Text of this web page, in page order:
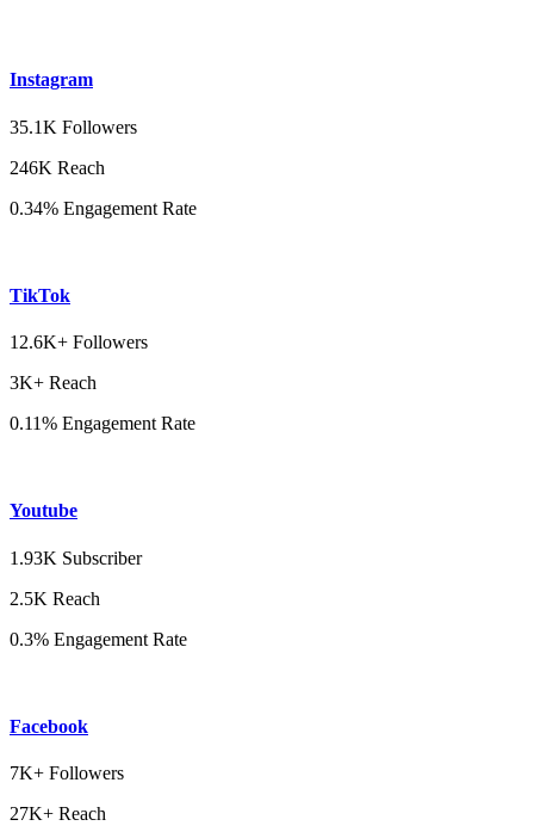
Instagram
35.1K Followers
246K Reach
0.34% Engagement Rate
TikTok
12.6K+ Followers
3K+ Reach
0.11% Engagement Rate
Youtube
1.93K Subscriber
2.5K Reach
0.3% Engagement Rate
Facebook
7K+ Followers
27K+ Reach